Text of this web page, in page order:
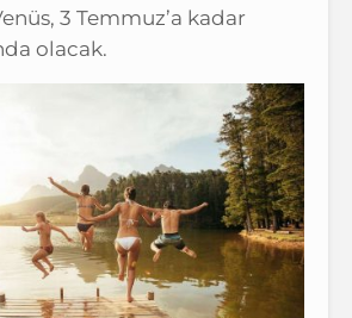
3 Temmuz’a kadar
olacak.